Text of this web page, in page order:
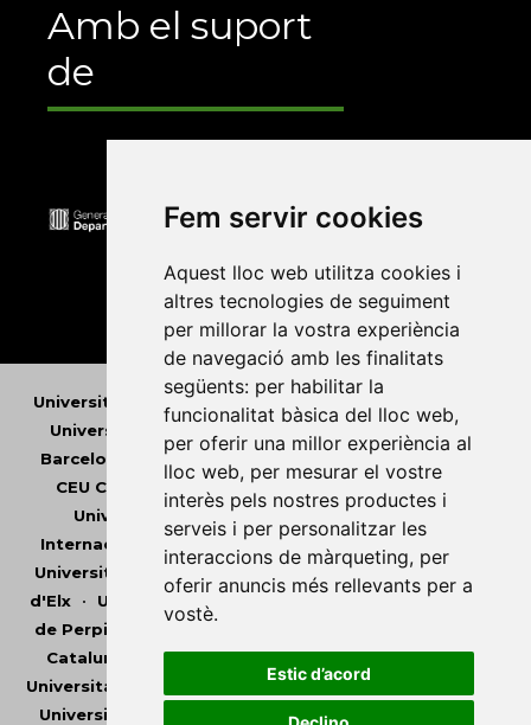
Fem servir cookies
Aquest lloc web utilitza cookies i
altres tecnologies de seguiment
per millorar la vostra experiència
de navegació amb les finalitats
següents: per habilitar la
funcionalitat bàsica del lloc web,
per oferir una millor experiència al
lloc web, per mesurar el vostre
interès pels nostres productes i
serveis i per personalitzar les
interaccions de màrqueting, per
oferir anuncis més rellevants per a
vostè.
Estic d’acord
Amb el suport
de
Universitat Abat Oliba CEU Universitat d'Alacant
Universitat d'Andorra
Universitat Autònoma de
Barcelona
Universitat de Barcelona •
CEU Cardenal Herrera•
Universitat de les Illes Balears
•
Internacional de Catalunya
• Universitat Jaume I
Universitat de Lleida
Universitat Miguel Hernández
d'Elx• Universitat Oberta de Catalunya
Universitat
de Perpinyà Via Domitia
Catalunya
Universitat Politècnica de València•
Universitat Pompeu Fabra
•Universitat Ramon Llull
Universitat Rovira i Virgili
Universitat de Sàsser